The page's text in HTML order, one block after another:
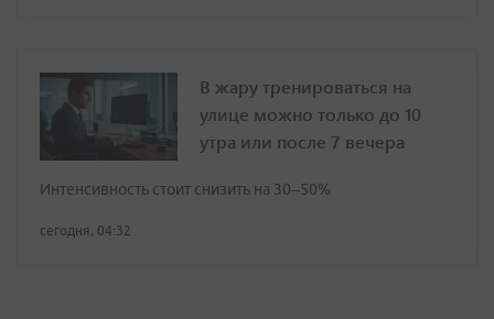
В жару тренироваться на
улице можно только до 10
утра или после 7 вечера
Интенсивность стоит снизить на 30–50%
сегодня, 04:32